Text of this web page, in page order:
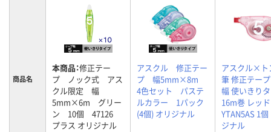
商品名
本商品：修正テー
プ ノック式 アス
クル限定 幅
5mm×6m グリー
ン 10個 47126
プラス オリジナル
アスクル 修正テー
プ 幅5mm×8m
4色セット パステ
ルカラー 1パック
(4個) オリジナル
アスクル×ト
筆 修正テー
幅 使いきり
16m巻 レッ
YTAN5AS 1
ジナル